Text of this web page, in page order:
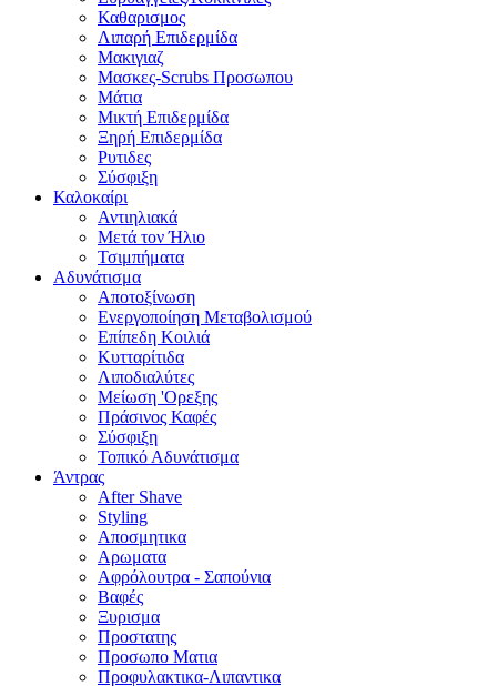
Καθαρισμος
Λιπαρή Επιδερμίδα
Μακιγιαζ
Μασκες-Scrubs Προσωπου
Μάτια
Μικτή Επιδερμίδα
Ξηρή Επιδερμίδα
Ρυτιδες
Σύσφιξη
Καλοκαίρι
Αντιηλιακά
Μετά τον Ήλιο
Τσιμπήματα
Αδυνάτισμα
Αποτοξίνωση
Ενεργοποίηση Μεταβολισμού
Επίπεδη Κοιλιά
Κυτταρίτιδα
Λιποδιαλύτες
Μείωση 'Ορεξης
Πράσινος Καφές
Σύσφιξη
Τοπικό Αδυνάτισμα
Άντρας
After Shave
Styling
Αποσμητικα
Αρωματα
Αφρόλουτρα - Σαπούνια
Βαφές
Ξυρισμα
Προστατης
Προσωπο Ματια
Προφυλακτικα-Λιπαντικα